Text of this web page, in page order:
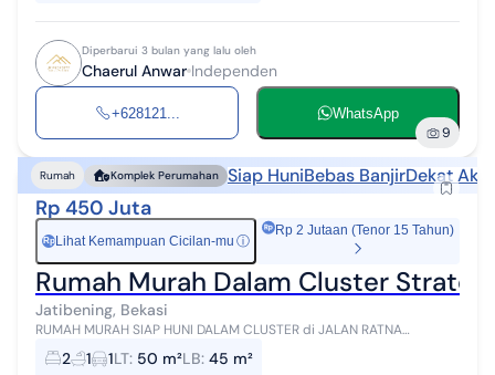
Diperbarui 3 bulan yang lalu oleh
Chaerul Anwar Independen
+628121... WhatsApp
9
Rumah Komplek Perumahan Siap HuniBebas BanjirDekat
Rp 450 Juta
Rp Lihat Kemampuan Cicilan-mu ⓘ
Rp 2 Jutaan (Tenor 15 Tahun)
Rumah Murah Dalam Cluster
Jatibening, Bekasi
RUMAH MURAH SIAP HUNI DALAM CLUSTER di JALAN RATNA
JATIBENING BEKASI Luas Tanah 50 m² Luas Bangunan 45 m²
Bangunan 1 Lantai Hadap Barat Kamar Ti...
2 1 1LT: 50 m²LB: 45 m²